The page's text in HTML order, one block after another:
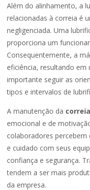
Além do alinhamento, a
relacionadas à correia é
negligenciada. Uma
proporciona um
Consequentemente, a
eficiência, resultando
importante seguir as
tipos e intervalos de
A manutenção da
emocional e de
colaboradores
e cuidado com seus
confiança e segurança.
tendem a ser mais
da empresa.